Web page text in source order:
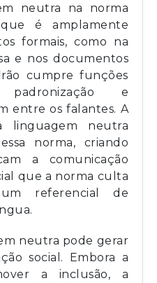
neutra na norma
é amplamente
formais, como na
e nos documentos
cumpre funções
e
entre os falantes. A
linguagem neutra
norma, criando
a comunicação
que a norma culta
referencial de
neutra pode gerar
social. Embora a
a inclusão, a